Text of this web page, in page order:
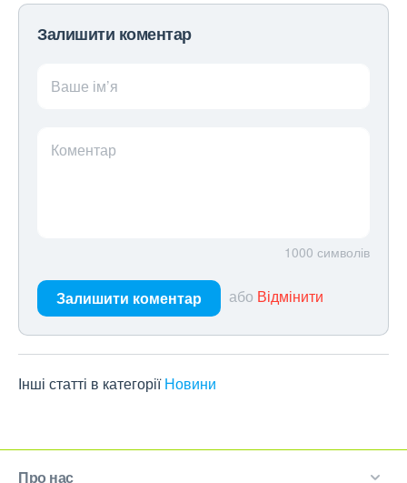
Залишити коментар
Ваше ім’я
Коментар
1000 символів
Залишити коментар або Відмінити
Інші статті в категорії Новини
Про нас